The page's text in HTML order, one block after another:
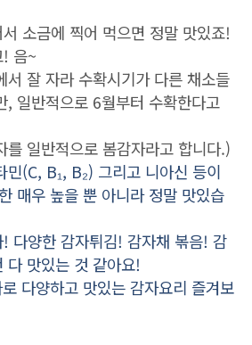
소금에 찍어 먹으면 정말 맛있죠!
! 음~
서 잘 자라 수확시기가 다른 채소들
, 일반적으로 6월부터 수확한다고
를 일반적으로 봄감자라고 합니다.)
민(C, B₁, B₂) 그리고 니아신 등이
매우 높을 뿐 아니라 정말 맛있습
다양한 감자튀김! 감자채 볶음! 감
맛있는 것 같아요!
다양하고 맛있는 감자요리 즐겨보